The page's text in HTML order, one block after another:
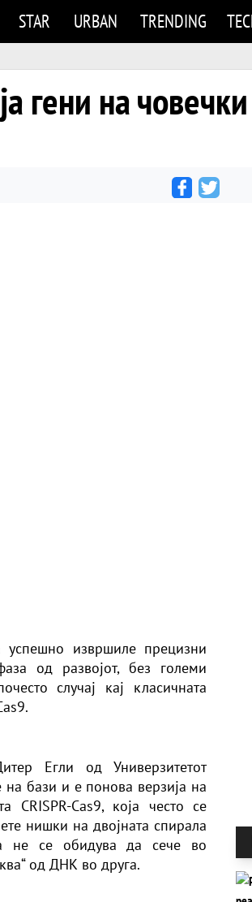
STAR URBAN TRENDING
гени на
успешно извршиле прецизни
од развојот, без големи
случај кај класичната
Егли од Универзитетот
на бази и е понова верзија на
CRISPR-Cas9, која често се
нишки на двојната спирала
не се обидува да сече во
од ДНК во друга.